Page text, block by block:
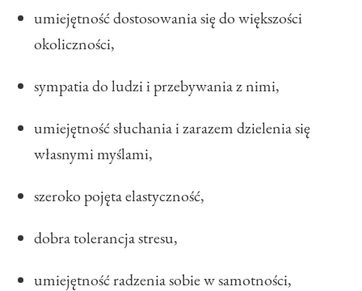
umiejętność dostosowania się do większości
okoliczności,
sympatia do ludzi i przebywania z nimi,
umiejętność słuchania i zarazem dzielenia się
własnymi myślami,
szeroko pojęta elastyczność,
dobra tolerancja stresu,
umiejętność radzenia sobie w samotności,